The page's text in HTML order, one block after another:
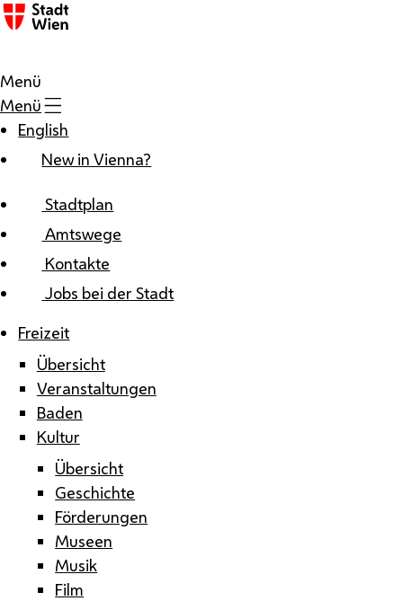
Zum Inhalt
Menü
Menü
English
New in Vienna?
Stadtplan
Amtswege
Kontakte
Jobs bei der Stadt
Freizeit
Übersicht
Veranstaltungen
Baden
Kultur
Übersicht
Geschichte
Förderungen
Museen
Musik
Film